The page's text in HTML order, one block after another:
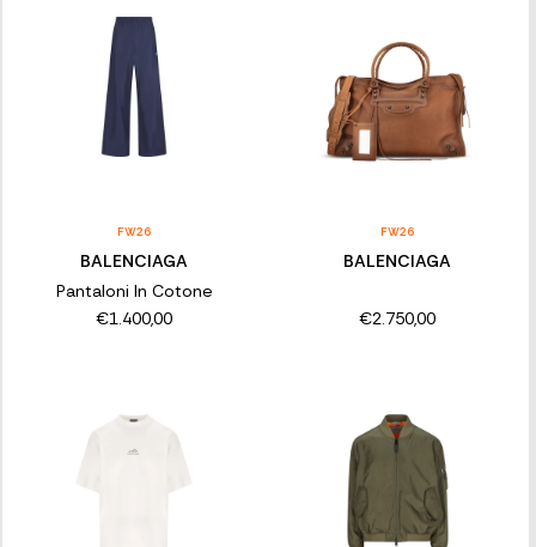
FW26
BALENCIAGA
Pantaloni In Cotone
€1.400,00
FW26
BALENCIAGA
€2.750,00